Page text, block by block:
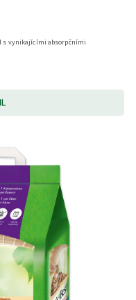
s vynikajícími absorpčními